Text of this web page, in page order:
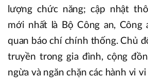
lượng chức năng; cập nhật
mới nhất là Bộ Công an, Công
quan báo chí chính thống. Chủ
truyền trong gia đình, cộng
ngừa và ngăn chặn các hành vi